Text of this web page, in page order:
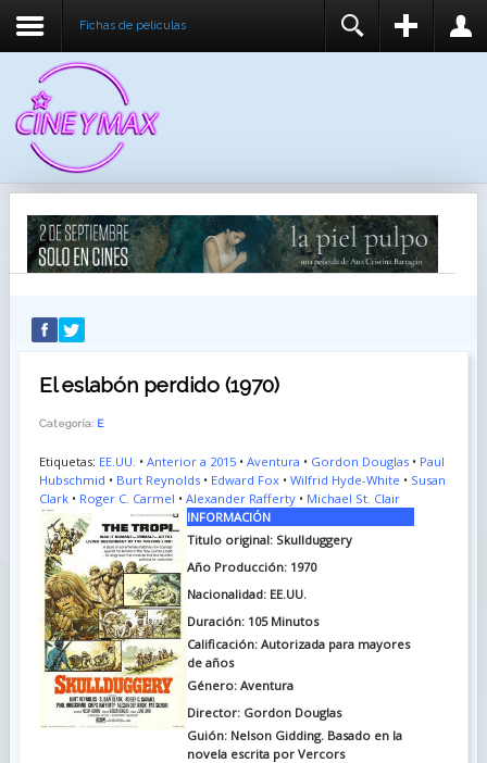
Fichas de peliculas
RECUÉRDEME
IDENTIFICARSE
REGISTER
El eslabón perdido (1970)
Categoría: E
Etiquetas: EE.UU. • Anterior a 2015• Aventura • Gordon Douglas• Paul
Hubschmid • Burt Reynolds• Edward Fox• Wilfrid Hyde-White • Susan
Clark• Roger C. Carmel • Alexander Rafferty• Michael St. Clair
INFORMACIÓN
Titulo original: Skullduggery
Año Producción: 1970
Nacionalidad: EE.UU.
Duración: 105 Minutos
Calificación: Autorizada para mayores
de años
Género: Aventura
Director: Gordon Douglas
Guión: Nelson Gidding. Basado en la
novela escrita por Vercors